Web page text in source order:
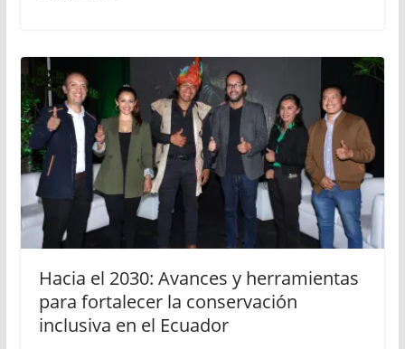
Hacia el 2030: Avances y herramientas
para fortalecer la conservación
inclusiva en el Ecuador